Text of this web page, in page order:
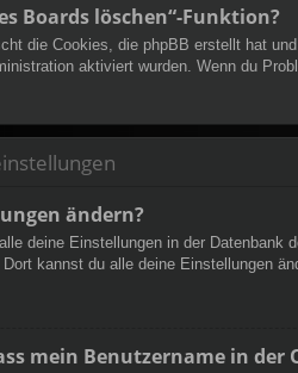
Boards löschen“-Funktion?
die Cookies, die phpBB erstellt hat
aktiviert wurden. Wenn du
ändern?
deine Einstellungen in der
kannst du alle deine Einstellungen
mein Benutzername in der